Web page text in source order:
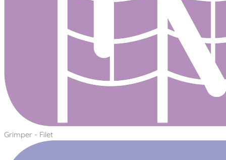
Grimper - Filet